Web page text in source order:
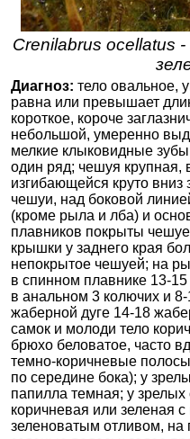
Crenilabrus ocellatus
Диагноз: тело овальное,
равна или превышает
короткое, короче
небольшой, умеренно
мелкие клыковидные
один ряд; чешуя крупная,
изгибающейся круто
чешуи, над боковой
(кроме рыла и лба) и
плавников покрыты
крышки у заднего края
непокрытое чешуей; на
в спинном плавнике 13-
в анальном 3 колючих и
жаберной дуге 14-18
самок и молоди тело
брюхо беловатое, часто
темно-коричневые
по середине бока); у
папилла темная; у
коричневая или зеленая
зеленоватым отливом, на